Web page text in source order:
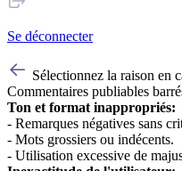
Se déconnecter
Sélectionnez la raison en
Commentaires publiables
Ton et format inappropriés:
- Remarques négatives sans
- Mots grossiers ou indécents.
- Utilisation excessive de